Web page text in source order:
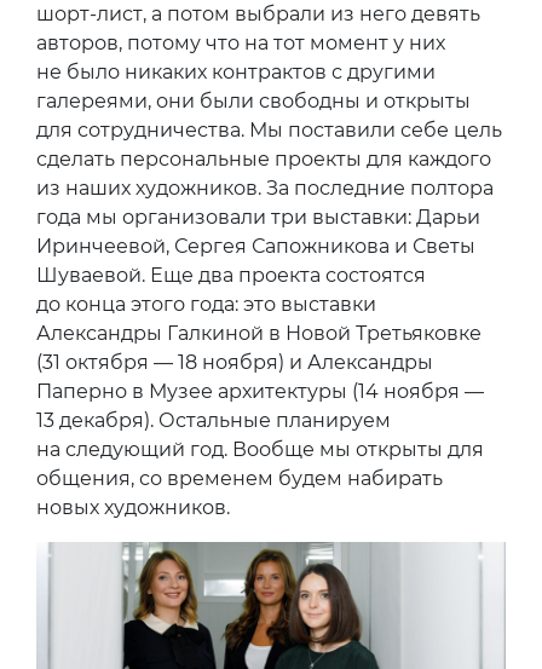
шорт-лист, а потом выбрали из него девять
авторов, потому что на тот момент у них
не было никаких контрактов с другими
галереями, они были свободны и открыты
для сотрудничества. Мы поставили себе цель
сделать персональные проекты для каждого
из наших художников. За последние полтора
года мы организовали три выставки: Дарьи
Иринчеевой, Сергея Сапожникова и Светы
Шуваевой. Еще два проекта состоятся
до конца этого года: это выставки
Александры Галкиной в Новой Третьяковке
(31 октября — 18 ноября) и Александры
Паперно в Музее архитектуры (14 ноября —
13 декабря). Остальные планируем
на следующий год. Вообще мы открыты для
общения, со временем будем набирать
новых художников.